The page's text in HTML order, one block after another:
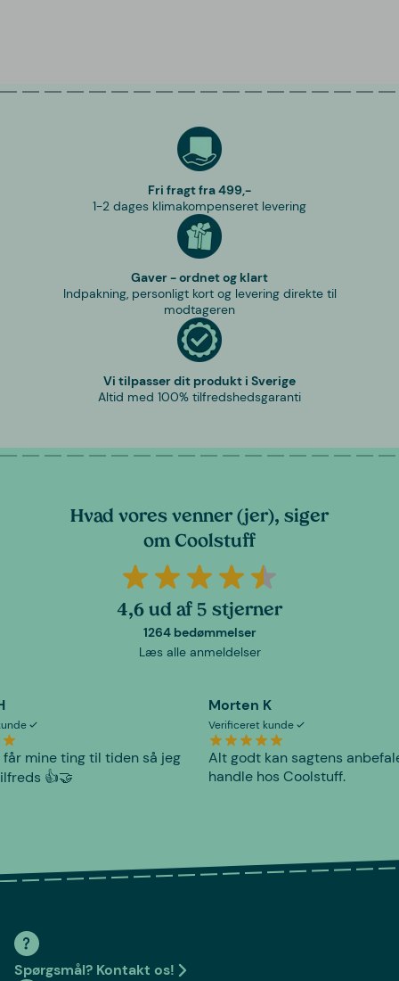
Fri fragt fra 499,-
1-2 dages klimakompenseret levering
Gaver - ordnet og klart
Indpakning, personligt kort og levering direkte til
modtageren
Vi tilpasser dit produkt i Sverige
Altid med 100% tilfredshedsgaranti
Hvad vores venner (jer), siger
om Coolstuff
4,6 ud af 5 stjerner
1264 bedømmelser
Læs alle anmeldelser
får mine ting til tiden så jeg
👍🤝
Morten K
Verificeret kunde
Alt godt kan sagtens
handle hos Coolstuff.
Spørgsmål? Kontakt os!